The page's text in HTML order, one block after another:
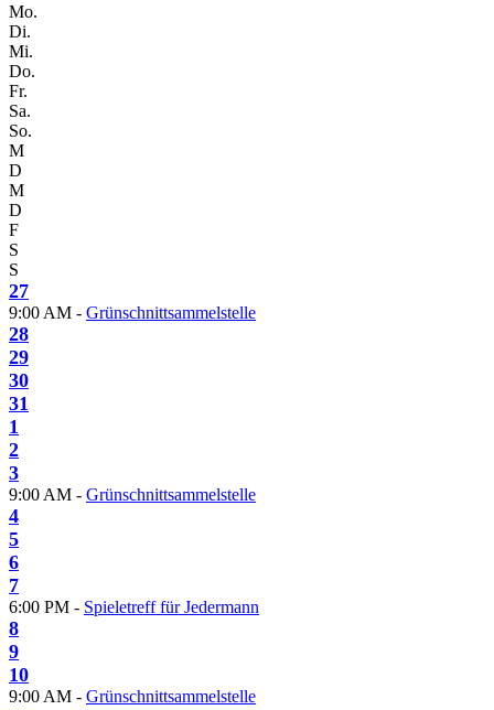
Mo.
Di.
Mi.
Do.
Fr.
Sa.
So.
M
D
M
D
F
S
S
27
9:00 AM - Grünschnittsammelstelle
28
29
30
31
1
2
3
9:00 AM - Grünschnittsammelstelle
4
5
6
7
6:00 PM - Spieletreff für Jedermann
8
9
10
9:00 AM - Grünschnittsammelstelle